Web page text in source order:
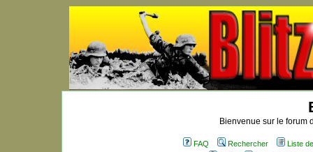
Bienvenue sur le forum
FAQ Rechercher
Liste